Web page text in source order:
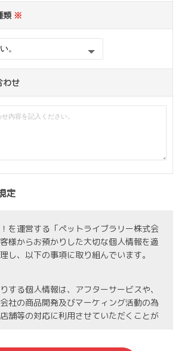
類 ※
わせ
定
を運営する「ペットライブラリー株式会
様からお預かりした大切な個人情報を適
し、以下の事項に取り組んでいます。
する個人情報は、アフターサービスや、
社の商品開発及びマーケィング活動の為
舗等の対応に利用させていただくことが